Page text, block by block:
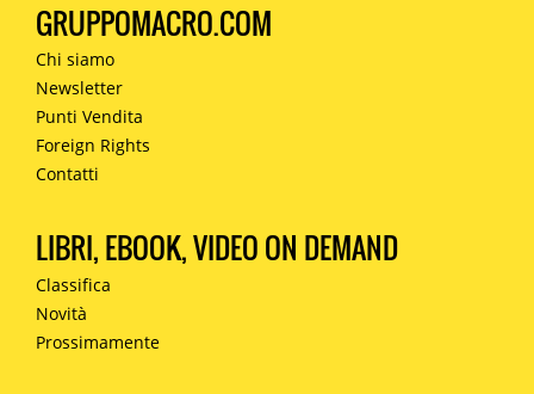
GRUPPOMACRO.COM
Chi siamo
Newsletter
Punti Vendita
Foreign Rights
Contatti
LIBRI, EBOOK, VIDEO ON DEMAND
Classifica
Novità
Prossimamente